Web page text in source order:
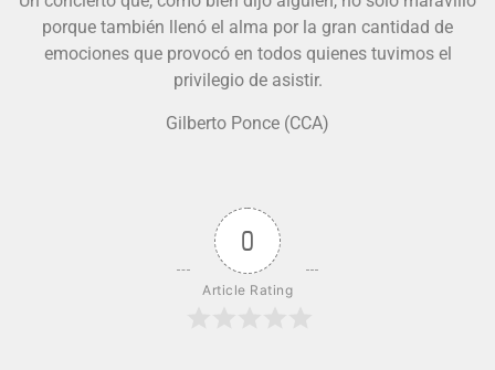
porque también llenó el alma por la gran cantidad de
emociones que provocó en todos quienes tuvimos el
privilegio de asistir.
Gilberto Ponce (CCA)
0
Article Rating